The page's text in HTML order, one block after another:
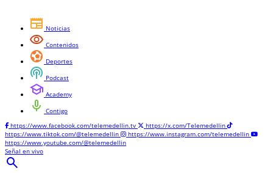
newspaper Noticias
visibility Contenidos
sports_and_outdoors Deportes
podcasts Podcast
school Academy
mic Contigo
https://www.facebook.com/telemedellin.tv
https://x.com/Telemedellin
https://www.tiktok.com/@telemedellin
https://www.instagram.com/telemedellin
https://www.youtube.com/@telemedellin
Señal en vivo
search